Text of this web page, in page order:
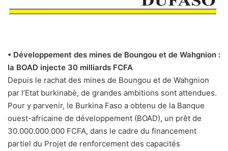
• Développement des mines de Boungou et de Wahgnion :
la BOAD injecte 30 milliards FCFA
Depuis le rachat des mines de Boungou et de Wahgnion
par l’Etat burkinabè, de grandes ambitions sont attendues.
Pour y parvenir, le Burkina Faso a obtenu de la Banque
ouest-africaine de développement (BOAD), un prêt de
30.000.000.000 FCFA, dans le cadre du financement
partiel du Projet de renforcement des capacités